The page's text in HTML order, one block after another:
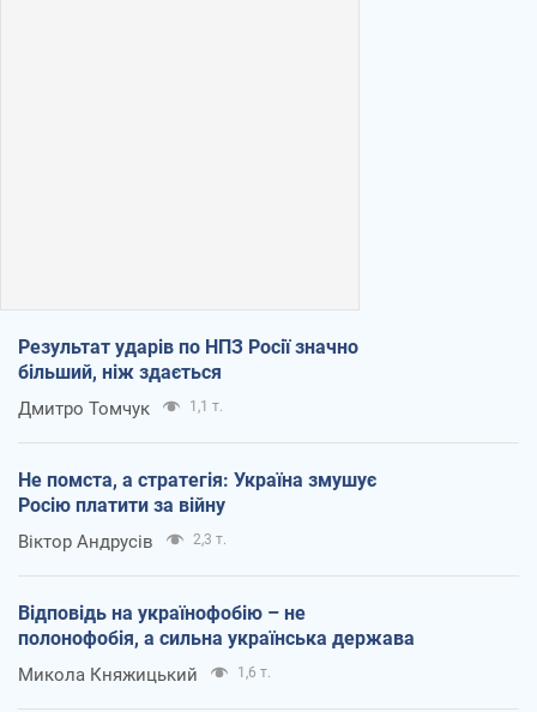
Результат ударів по НПЗ Росії значно
більший, ніж здається
Дмитро Томчук 1,1 т.
Не помста, а стратегія: Україна змушує
Росію платити за війну
Віктор Андрусів 2,3 т.
Відповідь на українофобію – не
полонофобія, а сильна українська держава
Микола Княжицький 1,6 т.